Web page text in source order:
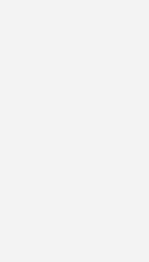
bis
man allerdings die
Bild: Der
in einem Land.
abgegeben.
die Fensterindustrie ihre